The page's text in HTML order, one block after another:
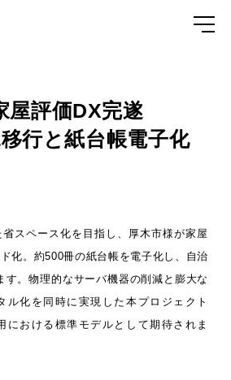
屋評価DX完遂
行と紙台帳電子化
スペース化を目指し、厚木市様が家屋
化。約500冊の紙台帳を電子化し、自治
す。物理的なサーバ機器の削減と膨大な
ル化を同時に実現した本プロジェクト
における標準モデルとして期待されま